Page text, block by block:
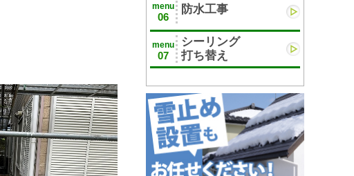
menu
06
防水工事
menu
07
シーリング
打ち替え